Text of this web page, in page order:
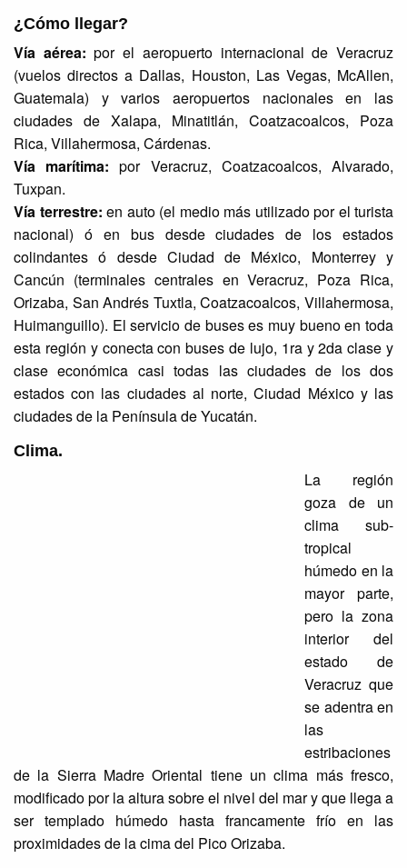
¿Cómo llegar?
Vía aérea: por el aeropuerto internacional de Veracruz
(vuelos directos a Dallas, Houston, Las Vegas, McAllen,
Guatemala) y varios aeropuertos nacionales en las
ciudades de Xalapa, Minatitlán, Coatzacoalcos, Poza
Rica, Villahermosa, Cárdenas.
Vía marítima: por Veracruz, Coatzacoalcos, Alvarado,
Tuxpan.
Vía terrestre: en auto (el medio más utilizado por el turista
nacional) ó en bus desde ciudades de los estados
colindantes ó desde Ciudad de México, Monterrey y
Cancún (terminales centrales en Veracruz, Poza Rica,
Orizaba, San Andrés Tuxtla, Coatzacoalcos, Villahermosa,
Huimanguillo). El servicio de buses es muy bueno en toda
esta región y conecta con buses de lujo, 1ra y 2da clase y
clase económica casi todas las ciudades de los dos
estados con las ciudades al norte, Ciudad México y las
ciudades de la Península de Yucatán.
Clima.
La región
goza de un
clima sub-
tropical
húmedo en la
mayor parte,
pero la zona
interior del
estado de
Veracruz que
se adentra en
las
estribaciones
de la Sierra Madre Oriental tiene un clima más fresco,
modificado por la altura sobre el nivel del mar y que llega a
ser templado húmedo hasta francamente frío en las
proximidades de la cima del Pico Orizaba.